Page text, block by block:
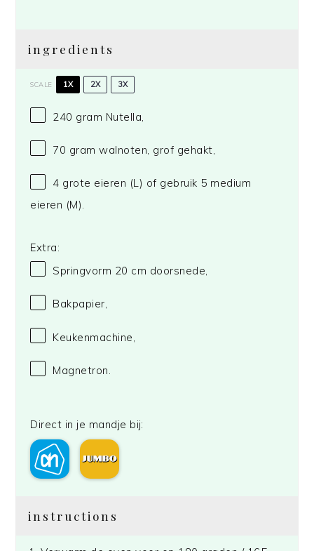
ingredients
SCALE 1X 2X 3X
240 gram Nutella,
70 gram walnoten, grof gehakt,
4 grote eieren (L) of gebruik 5 medium
eieren (M).
Extra:
Springvorm 20 cm doorsnede,
Bakpapier,
Keukenmachine,
Magnetron.
Direct in je mandje bij:
instructions